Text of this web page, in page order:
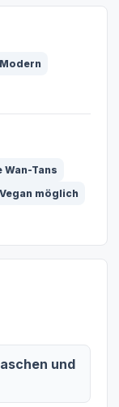
Modern
Wan-Tans
Vegan möglich
und